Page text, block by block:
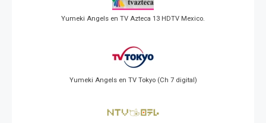
Yumeki Angels en TV Azteca 13 HDTV Mexico.
Yumeki Angels en TV Tokyo (Ch 7 digital)